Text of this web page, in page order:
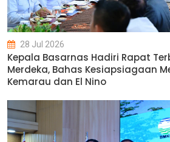
28 Jul 2026
Kepala Basarnas Hadiri Rapat
Merdeka, Bahas Kesiapsiagaan
Kemarau dan El Nino